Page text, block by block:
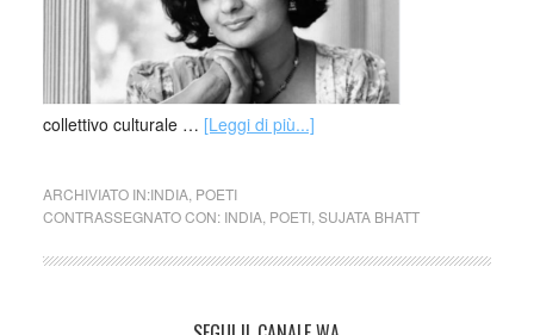
collettivo culturale … [Leggi di più...]
ARCHIVIATO IN:INDIA, POETI
CONTRASSEGNATO CON: INDIA, POETI, SUJATA BHATT